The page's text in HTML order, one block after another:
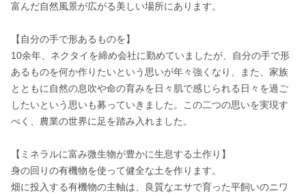
富んだ自然風景が広がる美しい場所にあります。
【自分の手で形あるものを】
10余年、ネクタイを締め会社に勤めていましたが、自分の手で形
あるものを何か作りたいという思いが年々強くなり、また、家族
とともに自然の息吹や命の育みを日々肌で感じられる日々を過ご
したいという思いも募っていきました。この二つの思いを実現す
べく、農業の世界に足を踏み入れました。
【ミネラルに富み微生物が豊かに生息する土作り】
身の回りの有機物を使って健全な土を作ります。
畑に投入する有機物の主軸は、良質なエサで育った平飼いのニワ